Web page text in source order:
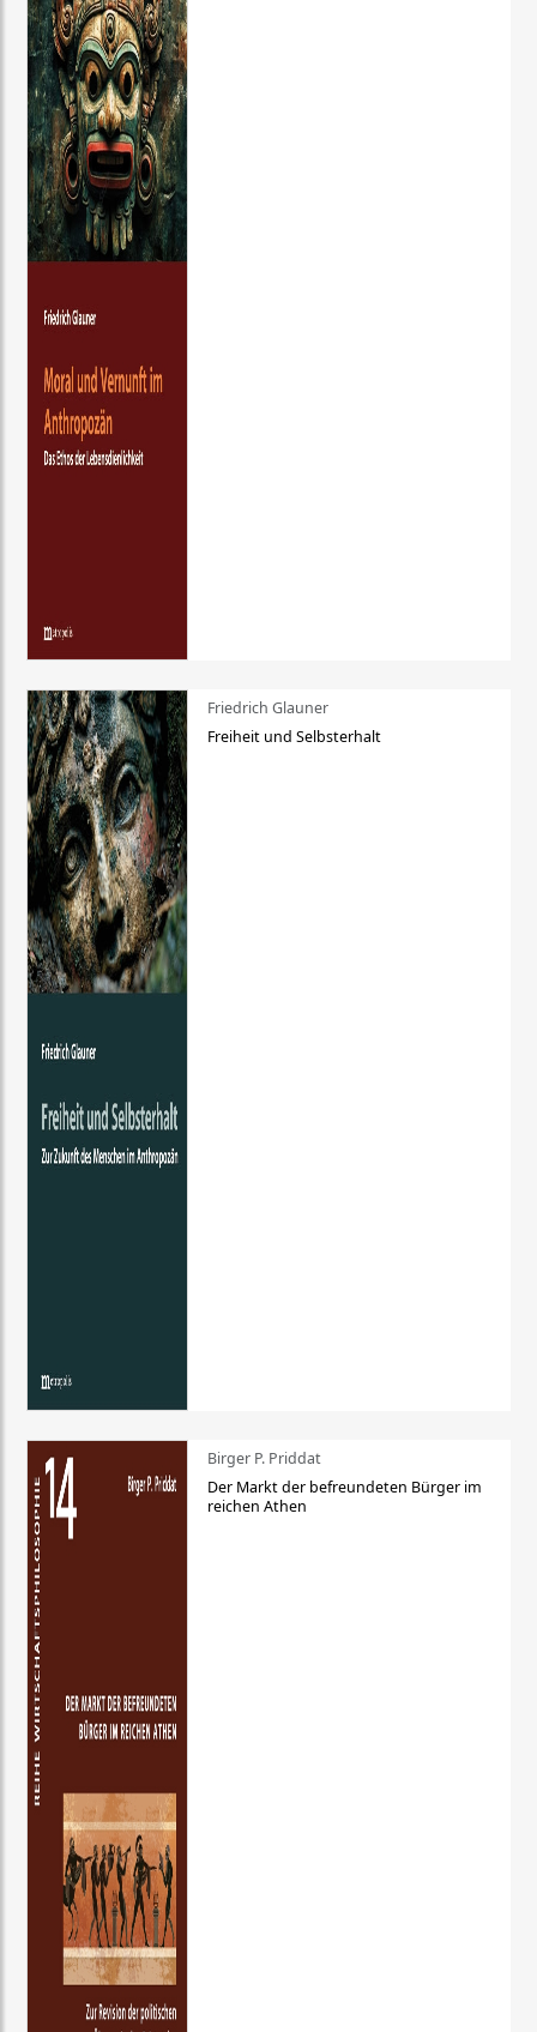
Friedrich Glauner
Freiheit und Selbsterhalt
Birger P. Priddat
Der Markt der befreundeten Bürger im
reichen Athen